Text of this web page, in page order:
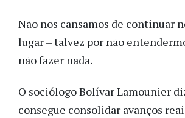
Não nos cansamos de continuar
lugar – talvez por não
não fazer nada.
O sociólogo Bolívar Lamounier
consegue consolidar avanços